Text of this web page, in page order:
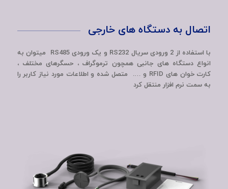
اتصال به دستگاه های خارجی
با استفاده از 2 ورودی سریال RS232 و یک ورودی RS485 میتوان به
انواع دستگاه های جانبی همچون ترموگراف ، حسگرهای مختلف ،
کارت خوان های RFID و …. متصل شده و اطلاعات مورد نیاز کاربر را
به سمت نرم افزار منتقل کرد